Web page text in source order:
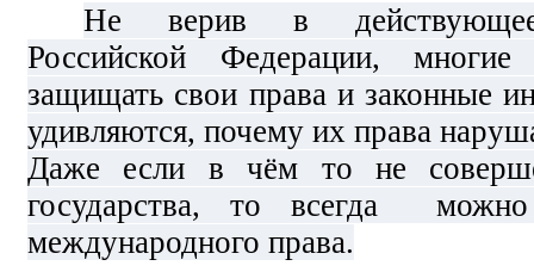
Не верив в действующее
Российской Федерации,
защищать свои права и законные
удивляются, почему их права
Даже если в чём то не
государства, то всегда
международного права.